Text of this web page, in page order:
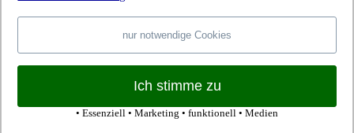
März 2022
August 2021
nur notwendige Cookies
Ich stimme zu
• Essenziell • Marketing • funktionell • Medien